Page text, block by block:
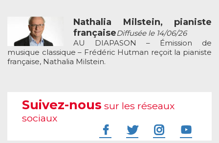
Nathalia Milstein, pianiste
françaiseDiffusée le 14/06/26
AU DIAPASON – Émission de
musique classique – Frédéric Hutman reçoit la pianiste
française, Nathalia Milstein.
Suivez-nous sur les réseaux
sociaux